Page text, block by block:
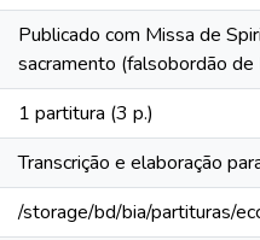
Publicado com Missa de
sacramento (falsobordão de
1 partitura (3 p.)
Transcrição e elaboração
/storage/bd/bia/partituras/